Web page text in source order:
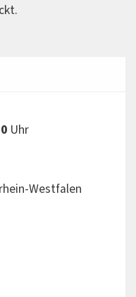
Uhr
Westfalen